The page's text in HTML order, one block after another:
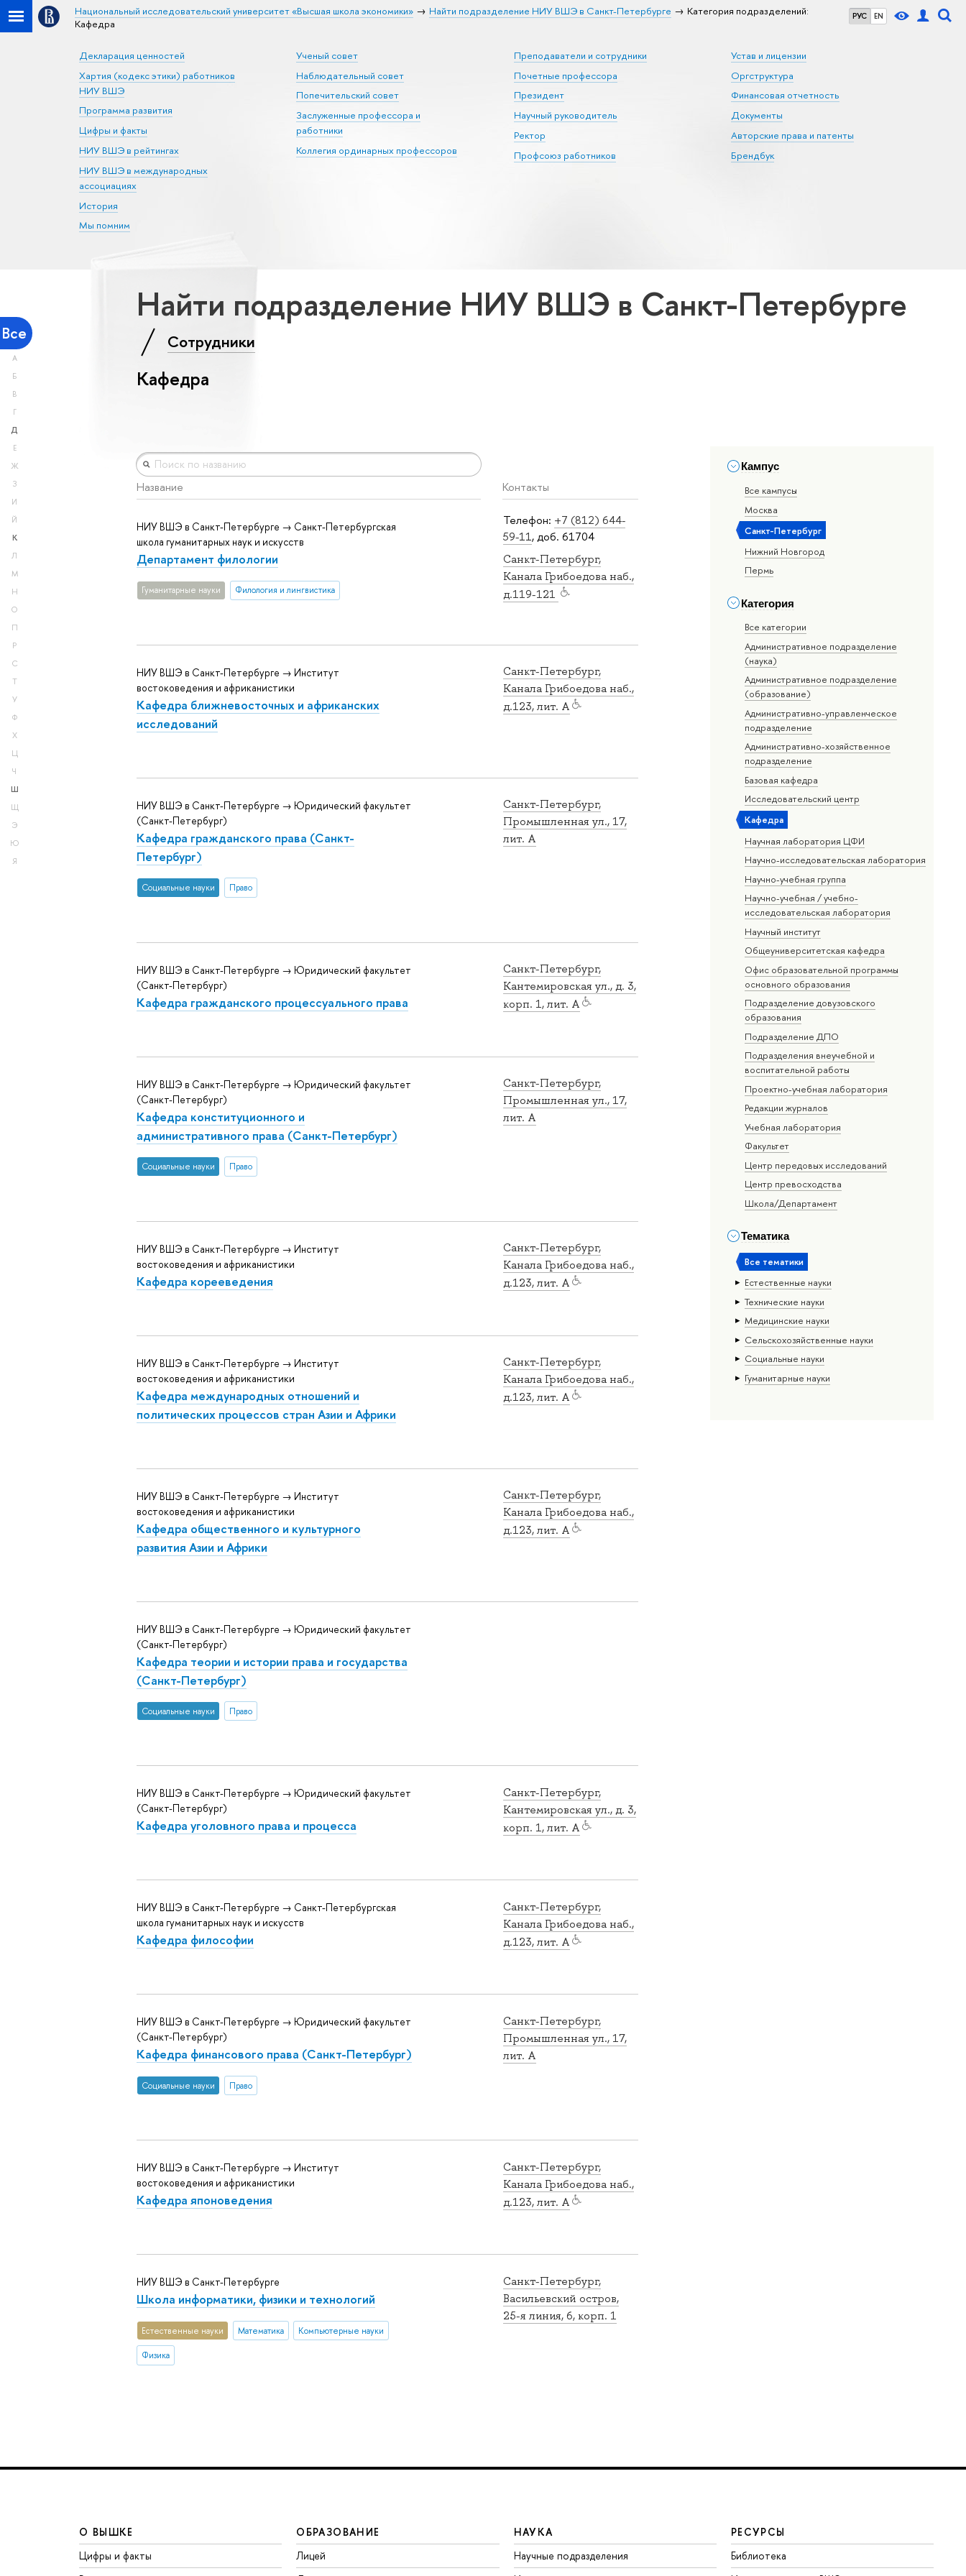
РУС EN
Национальный исследовательский университет «Высшая школа экономики» Найти подразделение НИУ ВШЭ в Санкт-Петербурге
Категория подразделений:
Кафедра
Декларация ценностей
Хартия (кодекс этики) работников
НИУ ВШЭ
Программа развития
Цифры и факты
НИУ ВШЭ в рейтингах
НИУ ВШЭ в международных
ассоциациях
История
Мы помним
Ученый совет
Наблюдательный совет
Попечительский совет
Заслуженные профессора и
работники
Коллегия ординарных профессоров
Преподаватели и сотрудники
Почетные профессора
Президент
Научный руководитель
Ректор
Профсоюз работников
Устав и лицензии
Оргструктура
Финансовая отчетность
Документы
Авторские права и патенты
Брендбук
Все
А
Б
В
Г
Д
Е
Ж
З
И
Й
К
Л
М
Н
О
П
Р
С
Т
У
Ф
Х
Ц
Ч
Ш
Щ
Э
Ю
Я
Найти подразделение НИУ ВШЭ в Санкт-Петербурге
Сотрудники
Кафедра
Кампус
Все кампусы
Москва
Санкт-Петербург
Нижний Новгород
Пермь
Категория
Все категории
Административное подразделение
(наука)
Административное подразделение
(образование)
Административно-управленческое
подразделение
Административно-хозяйственное
подразделение
Базовая кафедра
Исследовательский центр
Кафедра
Научная лаборатория ЦФИ
Научно-исследовательская лаборатория
Научно-учебная группа
Научно-учебная / учебно-
исследовательская лаборатория
Научный институт
Общеуниверситетская кафедра
Офис образовательной программы
основного образования
Подразделение довузовского
образования
Подразделение ДПО
Подразделения внеучебной и
воспитательной работы
Проектно-учебная лаборатория
Редакции журналов
Учебная лаборатория
Факультет
Центр передовых исследований
Центр превосходства
Школа/Департамент
Тематика
Все тематики
Естественные науки
Тех­ничес­кие науки
Медицинские науки
Сельскохозяйственные науки
Социальные науки
Гуманитарные науки
Название Контакты
Телефон: +7 (812) 644-
59-11, доб. 61704
Санкт-Петербург,
Канала Грибоедова наб.,
д.119-121
НИУ ВШЭ в Санкт-Петербурге → Санкт-Петербургская
школа гуманитарных наук и искусств
Департамент филологии
Гуманитарные науки Филология и лингвистика
Санкт-Петербург,
Канала Грибоедова наб.,
д.123, лит. А
НИУ ВШЭ в Санкт-Петербурге → Институт
востоковедения и африканистики
Кафедра ближневосточных и африканских
исследований
Санкт-Петербург,
Промышленная ул., 17,
лит. А
НИУ ВШЭ в Санкт-Петербурге → Юридический факультет
(Санкт-Петербург)
Кафедра гражданского права (Санкт-
Петербург)
Социальные науки Право
Санкт-Петербург,
Кантемировская ул., д. 3,
корп. 1, лит. А
НИУ ВШЭ в Санкт-Петербурге → Юридический факультет
(Санкт-Петербург)
Кафедра гражданского процессуального права
Санкт-Петербург,
Промышленная ул., 17,
лит. А
НИУ ВШЭ в Санкт-Петербурге → Юридический факультет
(Санкт-Петербург)
Кафедра конституционного и
административного права (Санкт-Петербург)
Социальные науки Право
Санкт-Петербург,
Канала Грибоедова наб.,
д.123, лит. А
НИУ ВШЭ в Санкт-Петербурге → Институт
востоковедения и африканистики
Кафедра корееведения
Санкт-Петербург,
Канала Грибоедова наб.,
д.123, лит. А
НИУ ВШЭ в Санкт-Петербурге → Институт
востоковедения и африканистики
Кафедра международных отношений и
политических процессов стран Азии и Африки
Санкт-Петербург,
Канала Грибоедова наб.,
д.123, лит. А
НИУ ВШЭ в Санкт-Петербурге → Институт
востоковедения и африканистики
Кафедра общественного и культурного
развития Азии и Африки
НИУ ВШЭ в Санкт-Петербурге → Юридический факультет
(Санкт-Петербург)
Кафедра теории и истории права и государства
(Санкт-Петербург)
Социальные науки Право
Санкт-Петербург,
Кантемировская ул., д. 3,
корп. 1, лит. А
НИУ ВШЭ в Санкт-Петербурге → Юридический факультет
(Санкт-Петербург)
Кафедра уголовного права и процесса
Санкт-Петербург,
Канала Грибоедова наб.,
д.123, лит. А
НИУ ВШЭ в Санкт-Петербурге → Санкт-Петербургская
школа гуманитарных наук и искусств
Кафедра философии
Санкт-Петербург,
Промышленная ул., 17,
лит. А
НИУ ВШЭ в Санкт-Петербурге → Юридический факультет
(Санкт-Петербург)
Кафедра финансового права (Санкт-Петербург)
Социальные науки Право
Санкт-Петербург,
Канала Грибоедова наб.,
д.123, лит. А
НИУ ВШЭ в Санкт-Петербурге → Институт
востоковедения и африканистики
Кафедра японоведения
Санкт-Петербург,
Васильевский остров,
25-я линия, 6, корп. 1
НИУ ВШЭ в Санкт-Петербурге
Школа информатики, физики и технологий
Естественные науки Математика Компьютерные науки
Физика
О ВЫШКЕ
Цифры и факты
ОБРАЗОВАНИЕ
Лицей
НАУКА
Научные подразделения
РЕСУРСЫ
Библиотека